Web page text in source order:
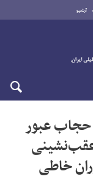
آرشیو
حجاب عبور
خاطی